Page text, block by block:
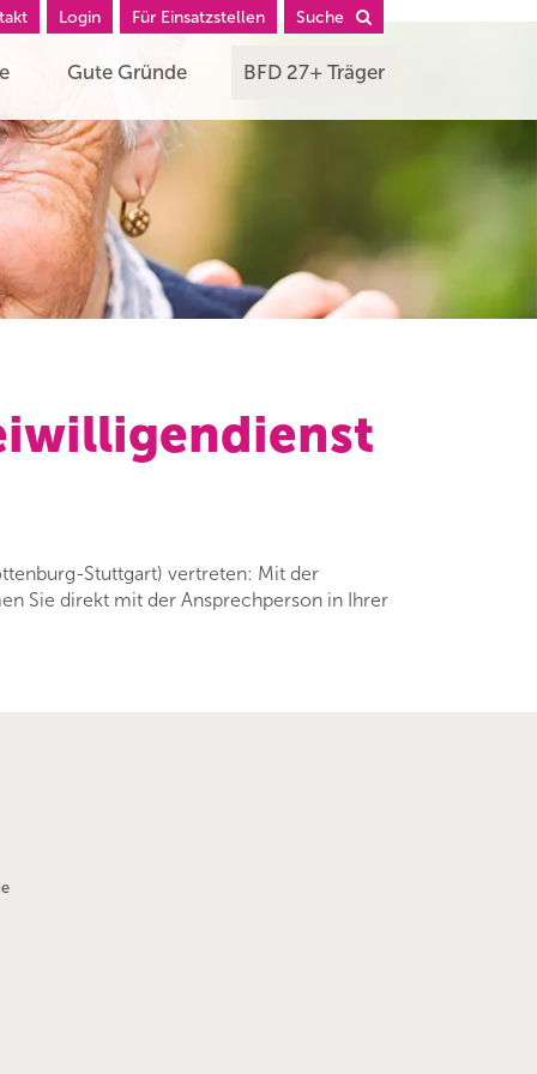
Login Für Einsatzstellen Suche
Gute Gründe BFD 27+ Träger
Stuttgart) vertreten: Mit der
Sie direkt mit der Ansprechperson in Ihrer